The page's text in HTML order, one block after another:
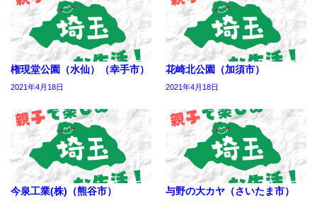
権現堂公園（水仙）（幸手市）
2021年4月18日
花崎北公園（加須市）
2021年4月18日
今泉工業(株)（熊谷市） 与野の大カヤ（さいたま市）